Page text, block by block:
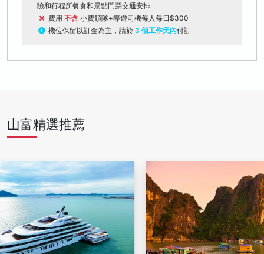
險和行程所餐食和景點門票交通安排
費用 不含 小費領隊+導遊司機每人每日$300
機位保留以訂金為主，請於 3 個工作天內付訂
山富精選推薦